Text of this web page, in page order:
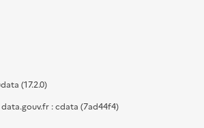
(17.2.0)
: cdata (7ad44f4)